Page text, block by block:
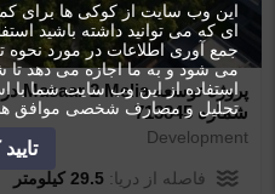
شماره 713845
Development
فاصله از دریا:29.5 کیلومتر
این وب سایت از کوکی ها برای
ای که می توانید داشته باشید
جمع آوری اطلاعات در مورد نحوه
می شود و به ما اجازه می دهد تا
استفاده از این وب سایت شما با
تحلیل و مصارف شخصی موافق